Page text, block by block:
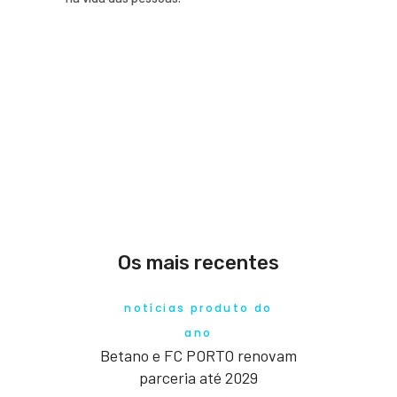
Os mais recentes
notícias produto do
ano
Betano e FC PORTO renovam
parceria até 2029